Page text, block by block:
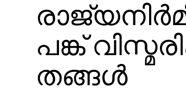
പങ്ക്
തങ്ങള്‍